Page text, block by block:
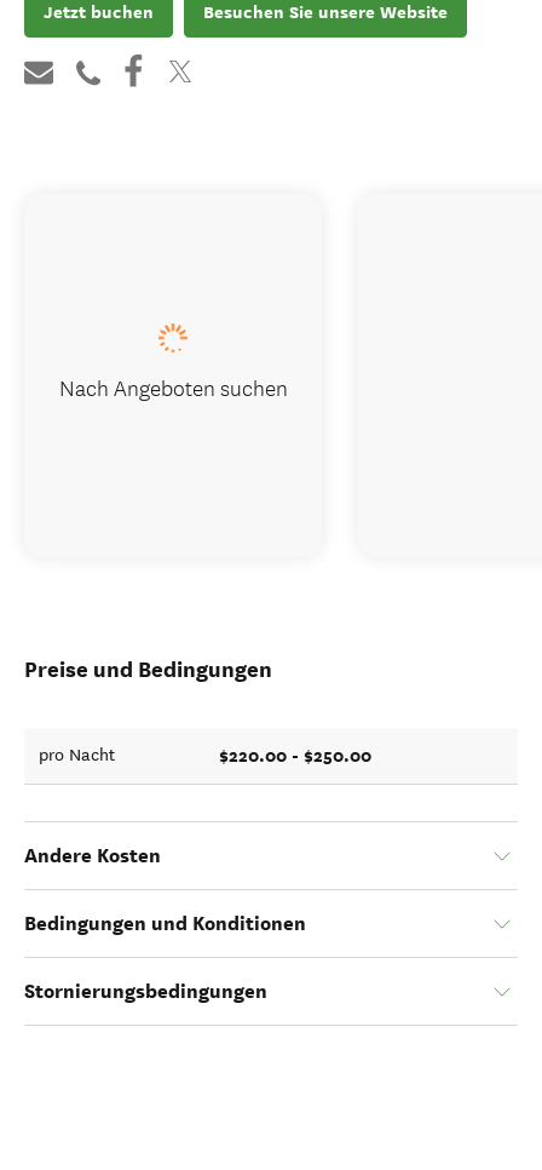
Jetzt buchen Besuchen Sie unsere Website
Preise und Bedingungen
pro Nacht $220.00 - $250.00
Andere Kosten
Bedingungen und Konditionen
Stornierungsbedingungen
Nach Angeboten suchen